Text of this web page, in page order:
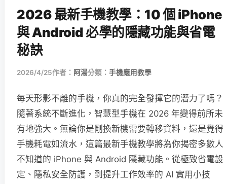
2026 最新手機教學：10 個 iPhone
與 Android 必學的隱藏功能與省電
秘訣
2026/4/25作者： 阿湯分類： 手機應用教學
每天形影不離的手機，你真的完全發揮它的潛力了嗎？
隨著系統不斷進化，智慧型手機在 2026 年變得前所未
有地強大。無論你是剛換新機需要轉移資料，還是覺得
手機耗電如流水，這篇最新手機教學將為你揭密多數人
不知道的 iPhone 與 Android 隱藏功能。從極致省電設
定、隱私安全防護，到提升工作效率的 AI 實用小技